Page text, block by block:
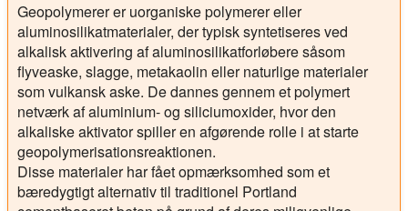
Geopolymerer er uorganiske polymerer eller
aluminosilikatmaterialer, der typisk syntetiseres ved
alkalisk aktivering af aluminosilikatforløbere såsom
flyveaske, slagge, metakaolin eller naturlige materialer
som vulkansk aske. De dannes gennem et polymert
netværk af aluminium- og siliciumoxider, hvor den
alkaliske aktivator spiller en afgørende rolle i at starte
geopolymerisationsreaktionen.
Disse materialer har fået opmærksomhed som et
bæredygtigt alternativ til traditionel Portland